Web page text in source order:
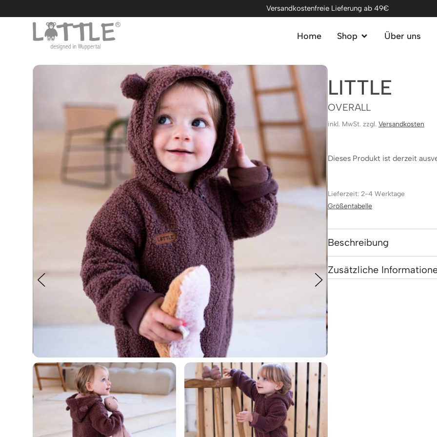
Versandkostenfreie Lieferung ab 49€
Home Shop Über uns
LITTLE
OVERALL
inkl. MwSt. zzgl. Versandkosten
Dieses Produkt ist derzeit
Lieferzeit: 2-4 Werktage
Größentabelle
Beschreibung
Zusätzliche